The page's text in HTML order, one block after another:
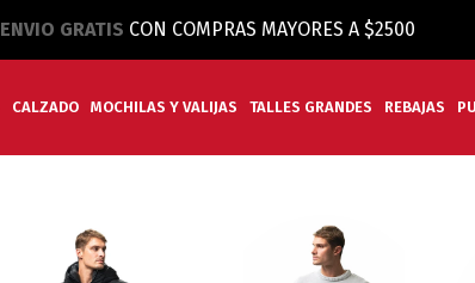
ENVIO GRATIS CON COMPRAS MAYORES A $2500
CALZADO MOCHILAS Y VALIJAS TALLES GRANDES REBAJAS